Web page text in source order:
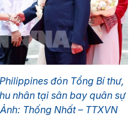
đón Tổng Bí thư,
nhân tại sân bay quân sự
Thống Nhất – TTXVN